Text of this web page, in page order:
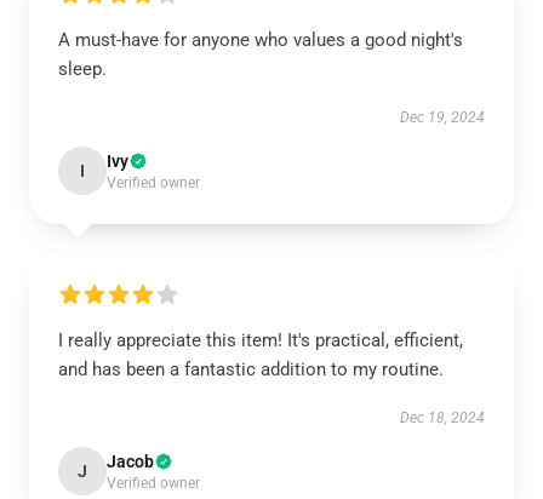
A must-have for anyone who values a good night's
sleep.
Dec 19, 2024
I Ivy
Verified owner
I really appreciate this item! It's practical, efficient,
and has been a fantastic addition to my routine.
Dec 18, 2024
J Jacob
Verified owner